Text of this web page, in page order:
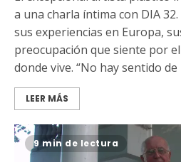
a una charla íntima con DIA
sus experiencias en Europa,
preocupación que siente por
donde vive. “No hay sentido
LEER MÁS
9 min de lectura